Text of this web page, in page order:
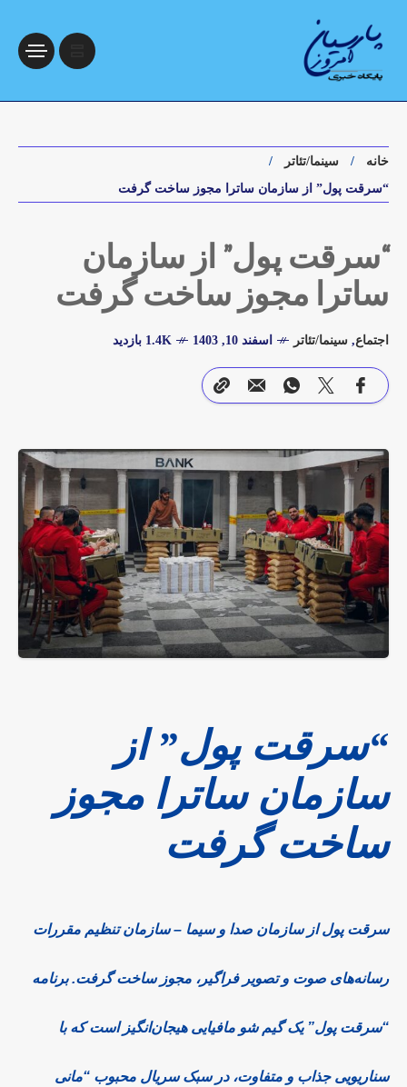
خانه
سینما/تئاتر
“سرقت پول” از سازمان ساترا مجوز ساخت گرفت
“سرقت پول” از سازمان
ساترا مجوز ساخت گرفت
اجتماع, سینما/تئاتر اسفند 10, 1403 1.4K بازدید
“سرقت پول” از
سازمان ساترا مجوز
ساخت گرفت
سرقت پول از سازمان صدا و سیما – سازمان تنظیم مقررات
رسانه‌های صوت و تصویر فراگیر، مجوز ساخت گرفت. برنامه
“سرقت پول” یک گیم شو مافیایی هیجان‌انگیز است که با
سناریویی جذاب و متفاوت، در سبک سریال محبوب “مانی